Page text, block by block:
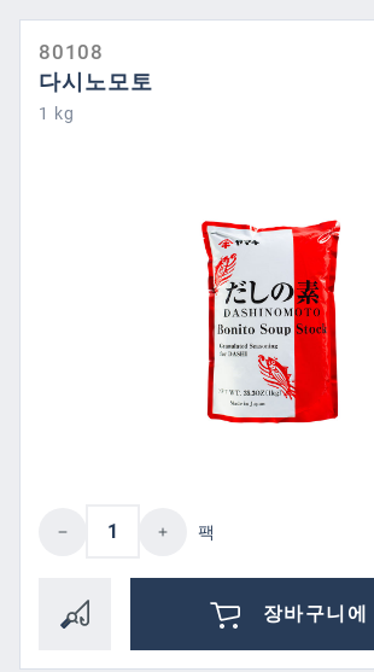
80108
다시노모토
1 kg
제품 수량: 원하는 값을 입
팩
장바구니에